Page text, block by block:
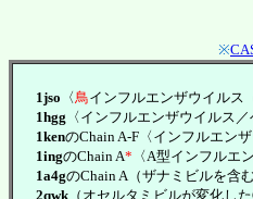
※
1jso 〈鳥インフルエンザウイル
1hgg 〈インフルエンザウイルス
1kenのChain A-F〈インフルエ
1ingのChain A* 〈A型インフル
1a4gのChain A（ザナミビルを含
2qwk（オセルタミビルが変化し